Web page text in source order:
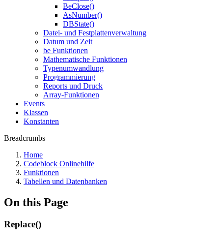
BeClose()
AsNumber()
DBState()
Datei- und Festplattenverwaltung
Datum und Zeit
be Funktionen
Mathematische Funktionen
Typenumwandlung
Programmierung
Reports und Druck
Array-Funktionen
Events
Klassen
Konstanten
Breadcrumbs
Home
Codeblock Onlinehilfe
Funktionen
Tabellen und Datenbanken
On this Page
Replace()